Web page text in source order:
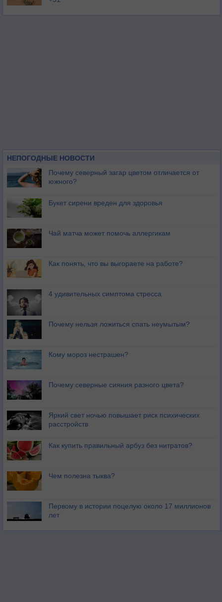
НЕПОГОДНЫЕ НОВОСТИ
Почему северный загар цветом отличается от
южного?
Букет сирени вреден для здоровья
Чай матча может помочь аллергикам
Как понять, что вы выгораете на работе?
4 удивительных симптома стресса
Почему нельзя ложиться спать неумытым?
Кому мороз нестрашен?
Почему северные сияния разного цвета?
Яркий свет ночью повышает риск психических
расстройств
Как купить правильный арбуз без нитратов?
Чем полезна тыква?
Первому в истории поцелую около 17 миллионов
лет